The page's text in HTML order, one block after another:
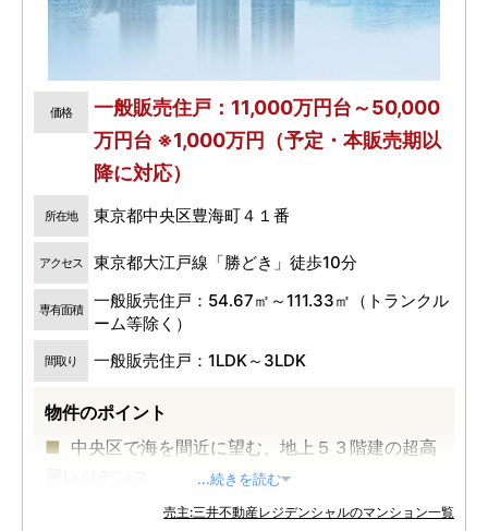
価格
一般販売住戸：11,000万円台～50,000
万円台 ※1,000万円（予定・本販売期以
降に対応）
所在地 東京都中央区豊海町４１番
アクセス 東京都大江戸線「勝どき」徒歩10分
専有面積
一般販売住戸：54.67㎡～111.33㎡（トランクル
ーム等除く）
間取り 一般販売住戸：1LDK～3LDK
物件のポイント
中央区で海を間近に望む、地上５３階建の超高
総戸数２０４６戸の大規模複合再開発プロジェ
...続きを読む
売主:三井不動産レジデンシャルのマンション一覧